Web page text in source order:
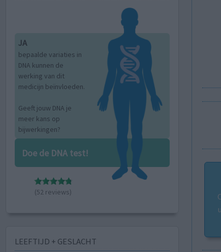
JA
bepaalde variaties in
DNA kunnen de
werking van dit
medicijn beïnvloeden.
Geeft jouw DNA je
meer kans op
bijwerkingen?
Doe de DNA test!
(52 reviews)
LEEFTIJD + GESLACHT